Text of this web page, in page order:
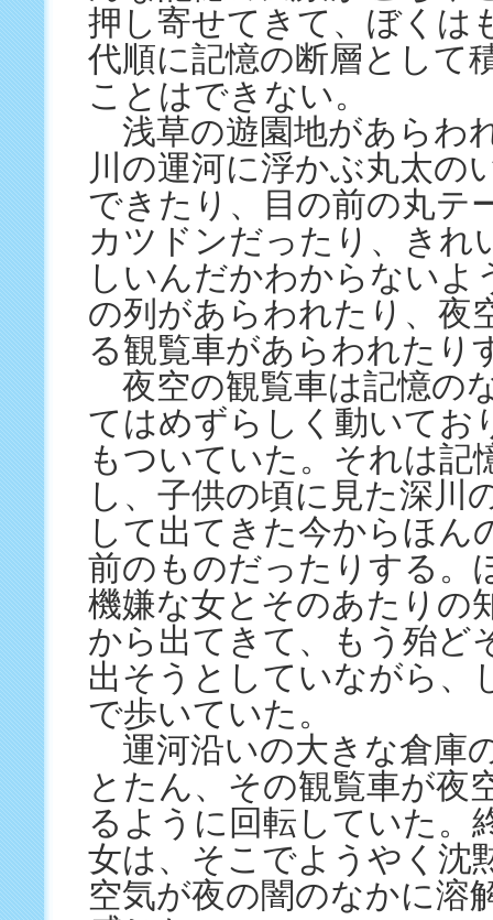
押し寄せてきて、ぼくは
代順に記憶の断層として
ことはできない。
浅草の遊園地があらわ
川の運河に浮かぶ丸太の
できたり、目の前の丸テ
カツドンだったり、きれ
しいんだかわからないよ
の列があらわれたり、夜
る観覧車があらわれたり
夜空の観覧車は記憶の
てはめずらしく動いてお
もついていた。それは記
し、子供の頃に見た深川
して出てきた今からほん
前のものだったりする。
機嫌な女とそのあたりの
から出てきて、もう殆ど
出そうとしていながら、
で歩いていた。
運河沿いの大きな倉庫
とたん、その観覧車が夜
るように回転していた。
女は、そこでようやく沈
空気が夜の闇のなかに溶